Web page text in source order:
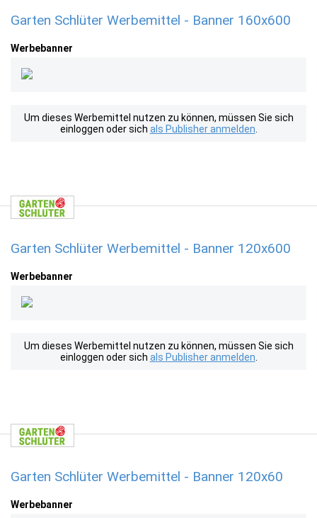
Garten Schlüter Werbemittel - Banner 160x600
Werbebanner
Um dieses Werbemittel nutzen zu können, müssen Sie sich
einloggen oder sich als Publisher anmelden
Garten Schlüter Werbemittel - Banner 120x600
Werbebanner
Um dieses Werbemittel nutzen zu können, müssen Sie sich
einloggen oder sich als Publisher anmelden
Garten Schlüter Werbemittel - Banner 120x60
Werbebanner